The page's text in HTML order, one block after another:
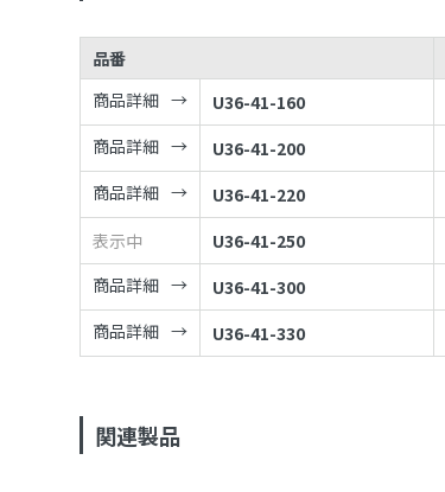
品番
商品詳細
U36-41-160
商品詳細
U36-41-200
商品詳細
U36-41-220
表示中
U36-41-250
商品詳細
U36-41-300
商品詳細
U36-41-330
関連製品